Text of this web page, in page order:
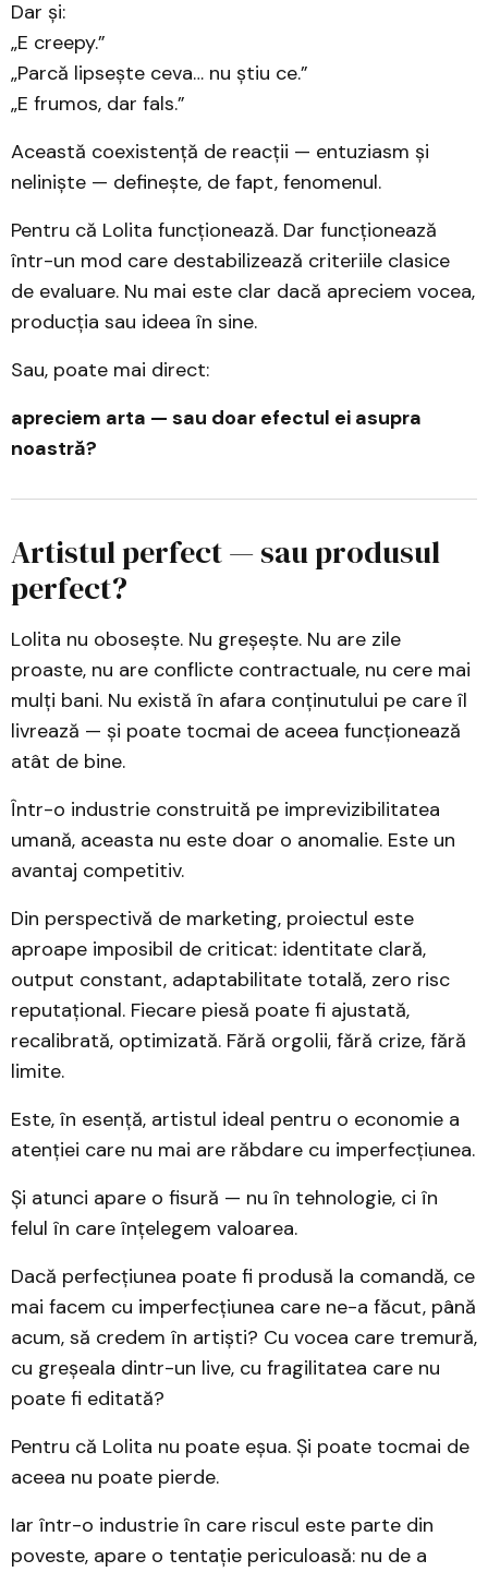
Dar și:
„E creepy.”
„Parcă lipsește ceva… nu știu ce.”
„E frumos, dar fals.”
Această coexistență de reacții — entuziasm și
neliniște — definește, de fapt, fenomenul.
Pentru că Lolita funcționează. Dar funcționează
într-un mod care destabilizează criteriile clasice
de evaluare. Nu mai este clar dacă apreciem vocea,
producția sau ideea în sine.
Sau, poate mai direct:
apreciem arta — sau doar efectul ei asupra
noastră?
Artistul perfect — sau produsul
perfect?
Lolita nu obosește. Nu greșește. Nu are zile
proaste, nu are conflicte contractuale, nu cere mai
mulți bani. Nu există în afara conținutului pe care îl
livrează — și poate tocmai de aceea funcționează
atât de bine.
Într-o industrie construită pe imprevizibilitatea
umană, aceasta nu este doar o anomalie. Este un
avantaj competitiv.
Din perspectivă de marketing, proiectul este
aproape imposibil de criticat: identitate clară,
output constant, adaptabilitate totală, zero risc
reputațional. Fiecare piesă poate fi ajustată,
recalibrată, optimizată. Fără orgolii, fără crize, fără
limite.
Este, în esență, artistul ideal pentru o economie a
atenției care nu mai are răbdare cu imperfecțiunea.
Și atunci apare o fisură — nu în tehnologie, ci în
felul în care înțelegem valoarea.
Dacă perfecțiunea poate fi produsă la comandă, ce
mai facem cu imperfecțiunea care ne-a făcut, până
acum, să credem în artiști? Cu vocea care tremură,
cu greșeala dintr-un live, cu fragilitatea care nu
poate fi editată?
Pentru că Lolita nu poate eșua. Și poate tocmai de
aceea nu poate pierde.
Iar într-o industrie în care riscul este parte din
poveste, apare o tentație periculoasă: nu de a